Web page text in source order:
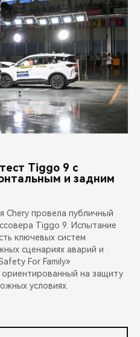
Tiggo 9 с
и задним
Chery провела публичный
Tiggo 9. Испытание
ключевых систем
сценариях аварий и
For Family»
ориентированный на защиту
условиях.